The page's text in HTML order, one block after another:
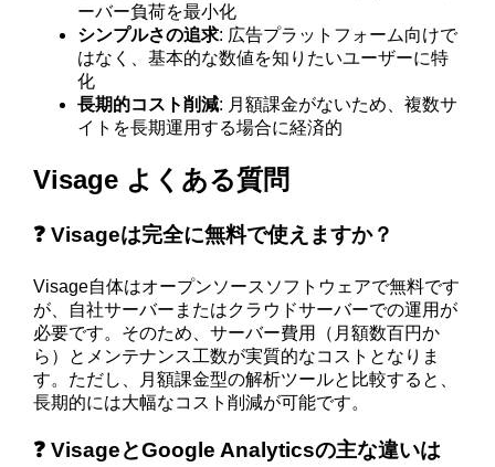
ーバー負荷を最小化
シンプルさの追求: 広告プラットフォーム向けで
はなく、基本的な数値を知りたいユーザーに特
化
長期的コスト削減: 月額課金がないため、複数サ
イトを長期運用する場合に経済的
Visage よくある質問
❓ Visageは完全に無料で使えますか？
Visage自体はオープンソースソフトウェアで無料です
が、自社サーバーまたはクラウドサーバーでの運用が
必要です。そのため、サーバー費用（月額数百円か
ら）とメンテナンス工数が実質的なコストとなりま
す。ただし、月額課金型の解析ツールと比較すると、
長期的には大幅なコスト削減が可能です。
❓ VisageとGoogle Analyticsの主な違いは